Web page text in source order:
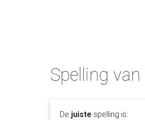
Spelling van
De juiste spelling is: